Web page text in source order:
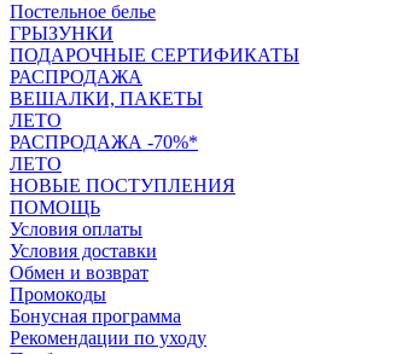
Постельное белье
ГРЫЗУНКИ
ПОДАРОЧНЫЕ СЕРТИФИКАТЫ
РАСПРОДАЖА
ВЕШАЛКИ, ПАКЕТЫ
ЛЕТО
РАСПРОДАЖА -70%*
ЛЕТО
НОВЫЕ ПОСТУПЛЕНИЯ
ПОМОЩЬ
Условия оплаты
Условия доставки
Обмен и возврат
Промокоды
Бонусная программа
Рекомендации по уходу